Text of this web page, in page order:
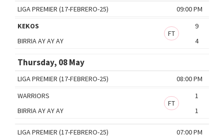
09:00 PM
LIGA PREMIER (17-FEBRERO-25)
KEKOS
9
FT
BIRRIA AY AY AY
4
Thursday, 08 May
08:00 PM
LIGA PREMIER (17-FEBRERO-25)
WARRIORS
1
FT
BIRRIA AY AY AY
1
07:00 PM
LIGA PREMIER (17-FEBRERO-25)